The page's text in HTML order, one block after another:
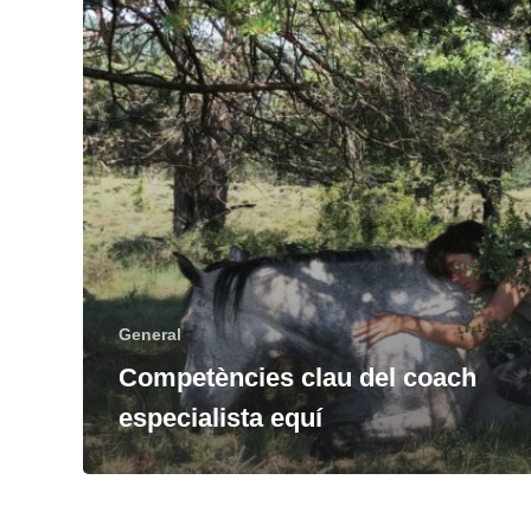
General
Competències clau del coach
especialista equí